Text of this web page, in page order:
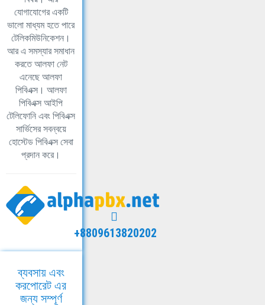
যোগাযোগের একটি
ভালো মাধ্যম হতে পারে
টেলিকমিউনিকেশন।
আর এ সমস্যার সমাধান
করতে আলফা নেট
এনেছে আলফা
পিবিএক্স। আলফা
পিবিএক্স আইপি
টেলিফোনি এবং পিবিএক্স
সার্ভিসের সবন্বয়ে
হোস্টেড পিবিএক্স সেবা
প্রদান করে।
+8809613820202
ব্যবসায় এবং
করপোরেট এর
জন্য সম্পূর্ণ